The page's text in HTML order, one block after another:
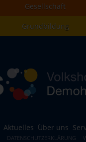
Gesellschaft
Grundbildung
Aktuelles Über uns
DATENSCHUTZERKLÄRUNG